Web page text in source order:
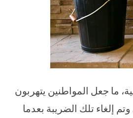
المدافيء المنزلية، ما جعل المواطنين يتهربون
إلغاء تلك الضريبة بعدما